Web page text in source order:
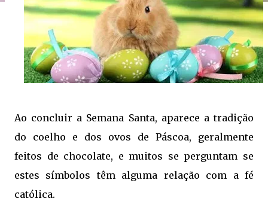
Ao concluir a Semana Santa, aparece a tradição
do coelho e dos ovos de Páscoa, geralmente
feitos de chocolate, e muitos se perguntam se
estes símbolos têm alguma relação com a fé
católica.